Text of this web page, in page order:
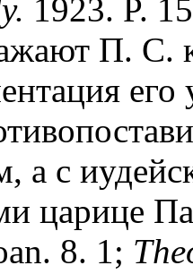
1923. P.
П. С.
его
а с
царице
8. 1;